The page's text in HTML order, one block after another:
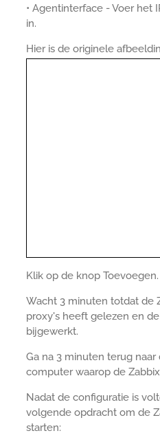
• Agentinterface - Voer het
in.
Hier is de originele
Klik op de knop Toevoegen.
Wacht 3 minuten totdat de
proxy's heeft gelezen en
bijgewerkt.
Ga na 3 minuten terug
computer waarop de
Nadat de configuratie is
volgende opdracht om de
starten: